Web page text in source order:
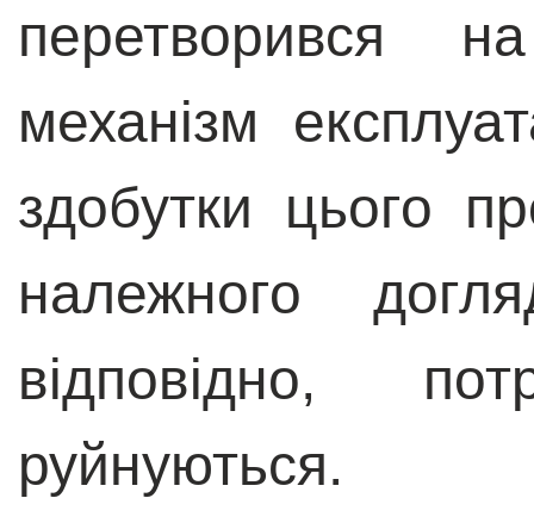
перетворився
механізм
здобутки цього
належного
відповідно,
руйнуються.